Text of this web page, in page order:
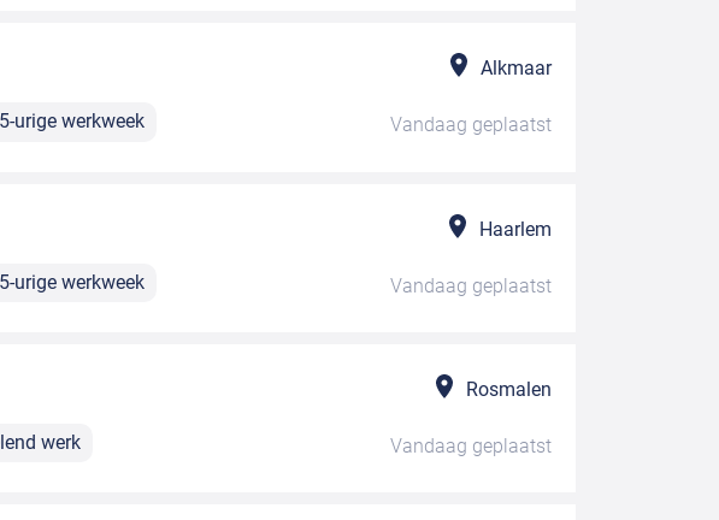
Alkmaar
urige werkweek Vandaag geplaatst
Haarlem
urige werkweek Vandaag geplaatst
Rosmalen
werk Vandaag geplaatst